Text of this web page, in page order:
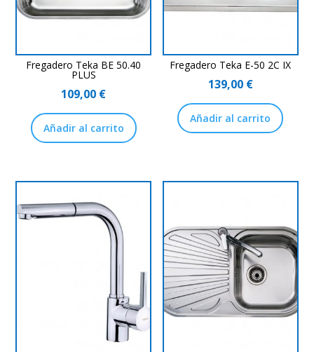
Fregadero Teka BE 50.40
PLUS
109,00 €
Añadir al carrito
Fregadero Teka E-50 2C IX
139,00 €
Añadir al carrito